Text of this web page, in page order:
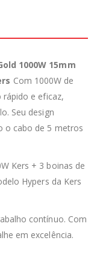
1000W 15mm
Com 1000W de
e eficaz,
Seu design
o cabo de 5 metros
Kers + 3 boinas de
Hypers da Kers
contínuo. Com
em excelência.